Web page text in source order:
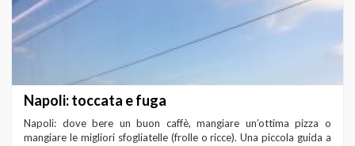
Napoli: toccata e fuga
Napoli: dove bere un buon caffè, mangiare un’ottima pizza o
mangiare le migliori sfogliatelle (frolle o ricce). Una piccola guida a